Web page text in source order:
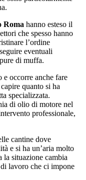
Roma hanno esteso il
che spesso hanno
l’ordine
eventuali
di muffa.
occorre anche fare
quanto si ha
specializzata.
di olio di motore nel
professionale,
cantine dove
e si ha un’aria molto
la situazione cambia
lavoro che ci impone